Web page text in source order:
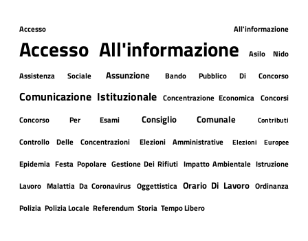
Accesso All'informazione
Accesso All'informazione
Asilo Nido
Assistenza Sociale
Assunzione Bando Pubblico Di Concorso
Comunicazione Istituzionale Concentrazione Economica Concorsi
Concorso Per Esami
Consiglio Comunale Contributi
Controllo Delle Concentrazioni Elezioni Amministrative Elezioni Europee
Epidemia Festa Popolare Gestione Dei Rifiuti Impatto Ambientale Istruzione
Lavoro Malattia Da Coronavirus Oggettistica Orario Di Lavoro Ordinanza
Polizia Polizia Locale Referendum Storia Tempo Libero